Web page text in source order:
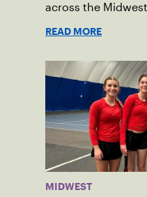
across the
READ MORE
MIDWEST